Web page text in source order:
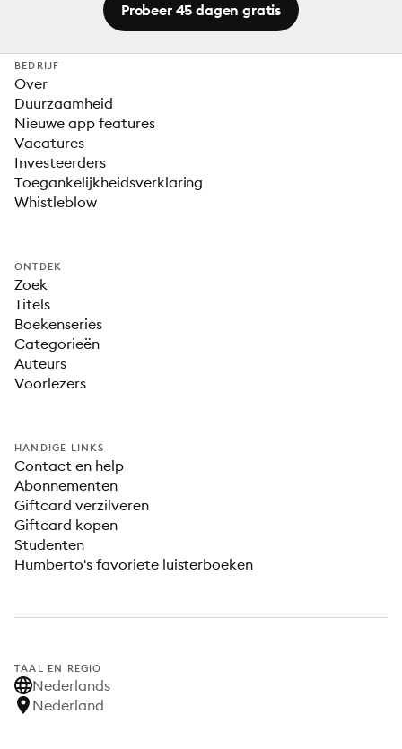
Probeer 45 dagen gratis
BEDRIJF
Over
Duurzaamheid
Nieuwe app features
Vacatures
Investeerders
Toegankelijkheidsverklaring
Whistleblow
ONTDEK
Zoek
Titels
Boekenseries
Categorieën
Auteurs
Voorlezers
HANDIGE LINKS
Contact en help
Abonnementen
Giftcard verzilveren
Giftcard kopen
Studenten
Humberto's favoriete luisterboeken
TAAL EN REGIO
Nederlands
Nederland